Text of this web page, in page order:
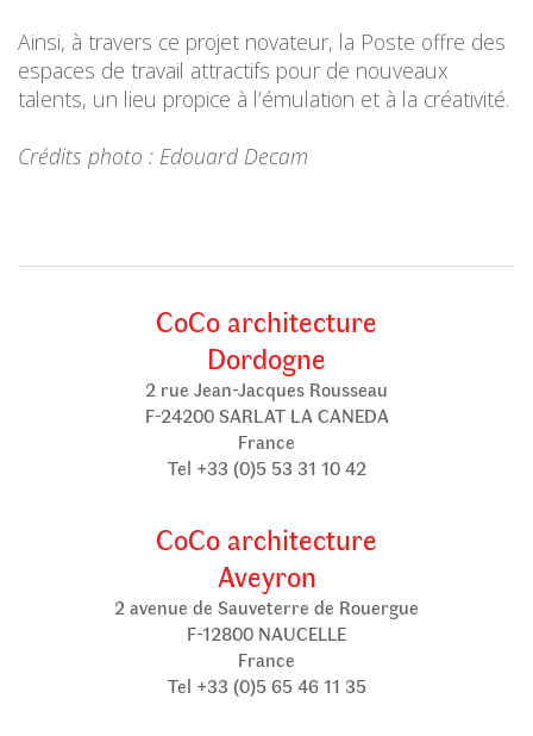
Ainsi, à travers ce projet novateur, la Poste offre des
espaces de travail attractifs pour de nouveaux
talents, un lieu propice à l’émulation et à la créativité.
Crédits photo : Edouard Decam
CoCo architecture
Dordogne
2 rue Jean-Jacques Rousseau
F-24200 SARLAT LA CANEDA
France
Tel +33 (0)5 53 31 10 42
CoCo architecture
Aveyron
2 avenue de Sauveterre de Rouergue
F-12800 NAUCELLE
France
Tel +33 (0)5 65 46 11 35